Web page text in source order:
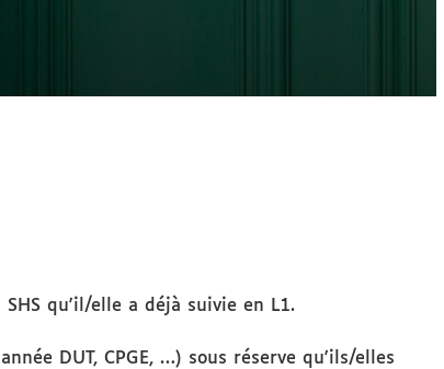
qu'il/elle a déjà suivie en L1.
DUT, CPGE, …) sous réserve qu'ils/elles